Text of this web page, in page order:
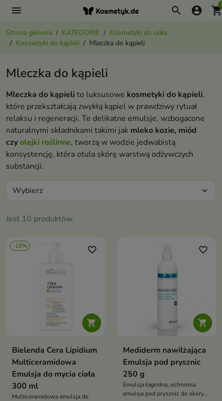
menu search account_circle
Strona główna KATEGORIE
Kosmetyki do ciała
Kosmetyki do kąpieli
Mleczka do kąpieli
Mleczka do kąpieli
Mleczka do kąpieli to luksusowe kosmetyki do kąpieli,
które przekształcają zwykłą kąpiel w prawdziwy rytuał
relaksu i regeneracji. Te delikatne emulsje, wzbogacone
naturalnymi składnikami takimi jak mleko kozie, miód
czyolejki roślinne, tworzą w wodzie jedwabistą
konsystencję, która otula skórę warstwą odżywczych
substancji.
Jest 10 produktów.
Wybierz expand_more
-18%

favorite_border
Bielenda Cera Lipidium
Multiceramidowa
Emulsja do mycia ciała
300 ml
Multiceramidowa emulsja do

favorite_border
Mediderm nawilżająca
Emulsja pod prysznic
250 g
Emulsja łagodna, ochronna
emulsja pod prysznic do skóry